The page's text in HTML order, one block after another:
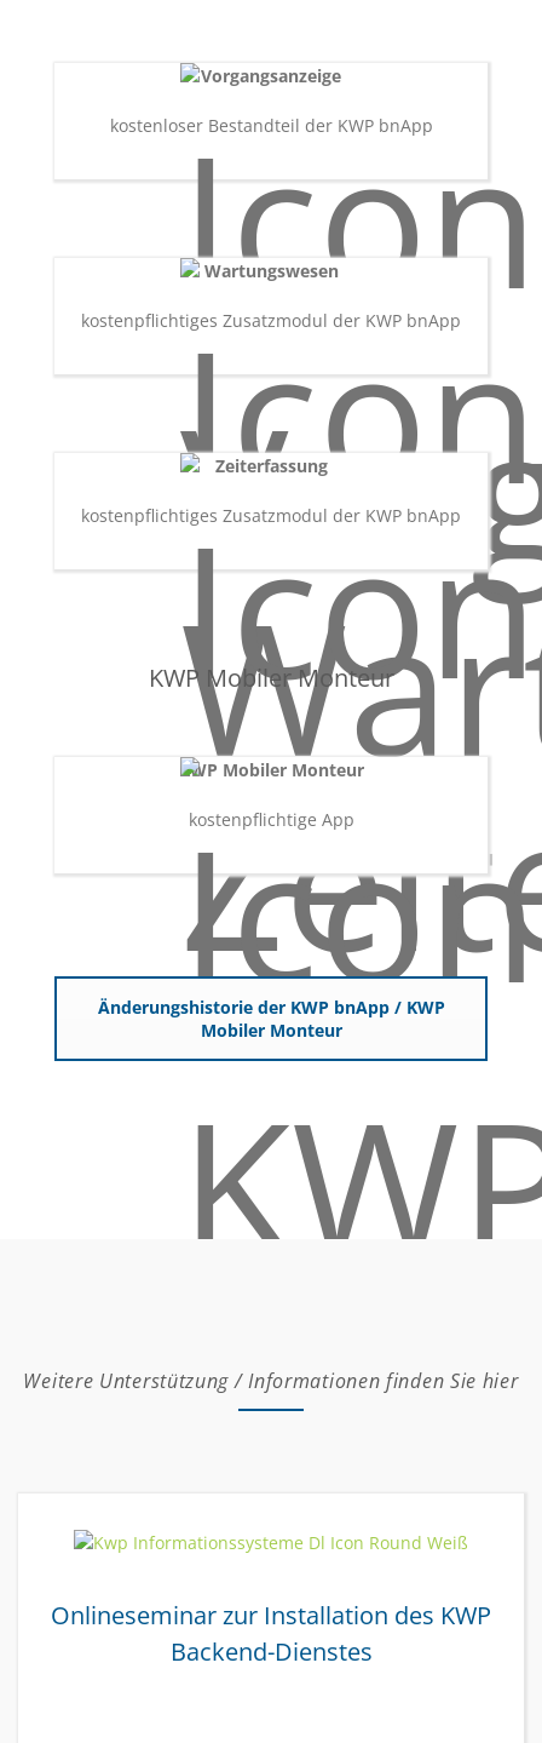
Vorgangsanzeige
kostenloser Bestandteil der KWP bnApp
Wartungswesen
kostenpflichtiges Zusatzmodul der KWP bnApp
Zeiterfassung
kostenpflichtiges Zusatzmodul der KWP bnApp
KWP Mobiler Monteur
KWP Mobiler Monteur
kostenpflichtige App
Änderungshistorie der KWP bnApp / KWP
Mobiler Monteur
Weitere Unterstützung / Informationen finden Sie hier
Onlineseminar zur Installation des KWP
Backend-Dienstes